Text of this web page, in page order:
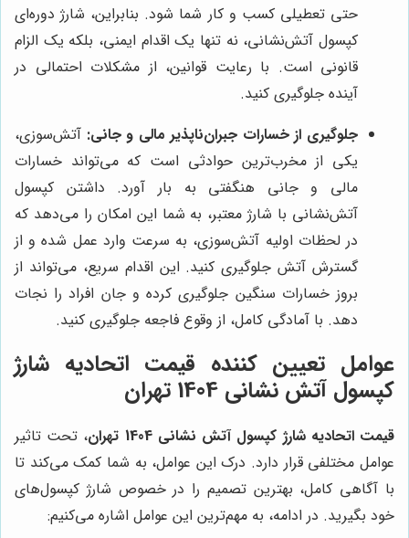
حتی تعطیلی کسب و کار شما شود. بنابراین، شارژ دوره‌ای
کپسول آتش‌نشانی، نه تنها یک اقدام ایمنی، بلکه یک الزام
قانونی است. با رعایت قوانین، از مشکلات احتمالی در
آینده جلوگیری کنید.
جلوگیری از خسارات جبران‌ناپذیر مالی و جانی: آتش‌سوزی،
یکی از مخرب‌ترین حوادثی است که می‌تواند خسارات
مالی و جانی هنگفتی به بار آورد. داشتن کپسول
آتش‌نشانی با شارژ معتبر، به شما این امکان را می‌دهد که
در لحظات اولیه آتش‌سوزی، به سرعت وارد عمل شده و از
گسترش آتش جلوگیری کنید. این اقدام سریع، می‌تواند از
بروز خسارات سنگین جلوگیری کرده و جان افراد را نجات
دهد. با آمادگی کامل، از وقوع فاجعه جلوگیری کنید.
عوامل تعیین کننده قیمت اتحادیه شارژ
کپسول آتش نشانی 1404 تهران
قیمت اتحادیه شارژ کپسول آتش نشانی 1404 تهران
، تحت تاثیر
عوامل مختلفی قرار دارد. درک این عوامل، به شما کمک می‌کند تا
با آگاهی کامل، بهترین تصمیم را در خصوص شارژ کپسول‌های
خود بگیرید. در ادامه، به مهم‌ترین این عوامل اشاره می‌کنیم: